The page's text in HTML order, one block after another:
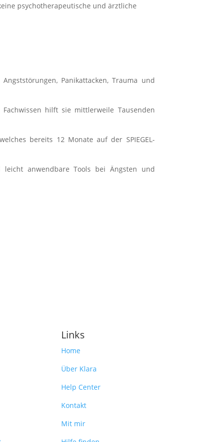
psychotherapeutische und ärztliche
Panikattacken, Trauma und
hilft sie mittlerweile Tausenden
bereits 12 Monate auf der SPIEGEL-
anwendbare Tools bei Ängsten und
Links
Home
Über Klara
Help Center
Kontakt
Mit mir